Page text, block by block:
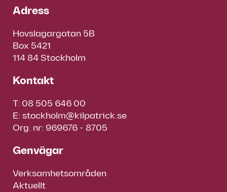
Adress
Hovslagargatan 5B
Box 5421
114 84 Stockholm
Kontakt
T: 08 505 646 00
E: stockholm@kilpatrick.se
Org. nr: 969676 - 8705
Genvägar
Verksamhetsområden
Aktuellt